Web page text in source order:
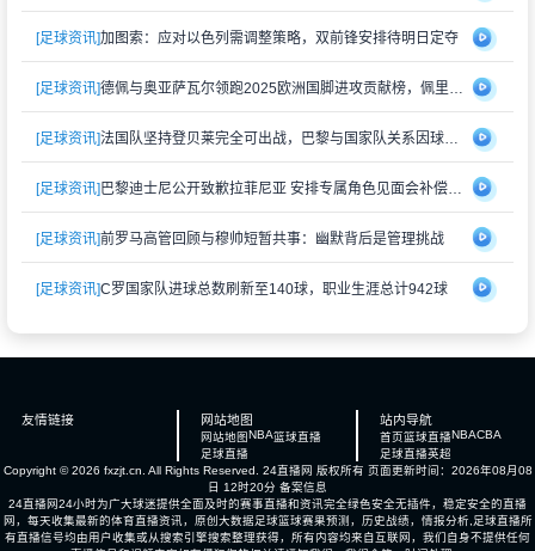
[足球资讯]加图索：应对以色列需调整策略，双前锋安排待明日定夺
[足球资讯] 德佩与奥亚萨瓦尔领跑2025欧洲国脚进攻贡献榜，佩里西奇紧随其后
[足球资讯] 法国队坚持登贝莱完全可出战，巴黎与国家队关系因球员伤情再度紧张
[足球资讯] 巴黎迪士尼公开致歉拉菲尼亚 安排专属角色见面会补偿受冷落经历
[足球资讯]前罗马高管回顾与穆帅短暂共事：幽默背后是管理挑战
[足球资讯]C罗国家队进球总数刷新至140球，职业生涯总计942球
友情链接 网站地图
网站地图 NBA篮球直播
足球直播
站内导航
首页篮球直播NBACBA
足球直播英超
Copyright © 2026 fxzjt.cn. All Rights Reserved. 24直播网 版权所有 页面更新时间：2026年08月08
日 12时20分 备案信息
24直播网24小时为广大球迷提供全面及时的赛事直播和资讯完全绿色安全无插件，稳定安全的直播
网，每天收集最新的体育直播资讯，原创大数据足球篮球赛果预测，历史战绩，情报分析,足球直播所
有直播信号均由用户收集或从搜索引擎搜索整理获得，所有内容均来自互联网，我们自身不提供任何